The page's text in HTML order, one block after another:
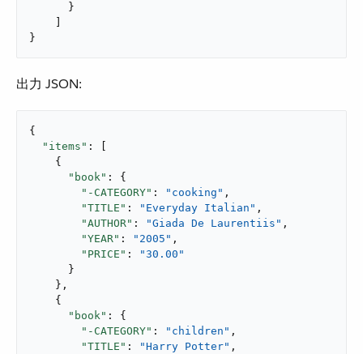
      }
}
出力 JSON:
{
"items" : [
    {
"book" : {
"-CATEGORY" : "cooking" ,
"TITLE" : "Everyday Italian" ,
"AUTHOR" : "Giada De Laurentiis" ,
"YEAR" : "2005" ,
"PRICE" :
"30.00"
      }
    },
    {
"book" : {
"-CATEGORY" : "children" ,
"TITLE" : "Harry Potter" ,